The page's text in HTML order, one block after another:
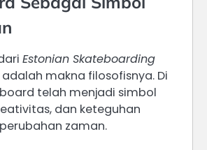
Estonian Skateboarding
adalah makna filosofisnya. Di
telah menjadi simbol
dan keteguhan
zaman.